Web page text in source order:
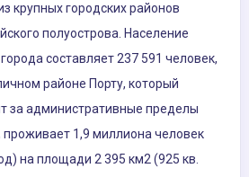
крупных городских районов
полуострова. Население
составляет 237 591 человек,
районе Порту, который
за административные пределы
проживает 1,9 миллиона человек
на площади 2 395 км2 (925 кв.